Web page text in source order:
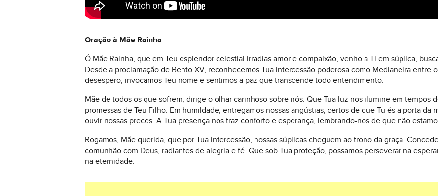
Oração à Mãe Rainha
Ó Mãe Rainha, que em Teu esplendor celestial irradias amor e compaixão, venho a Ti em súplica,
Desde a proclamação de Bento XV, reconhecemos Tua intercessão poderosa como Medianeira entre
desespero, invocamos Teu nome e sentimos a paz que transcende todo entendimento.
Mãe de todos os que sofrem, dirige o olhar carinhoso sobre nós. Que Tua luz nos ilumine em tempos
promessas de Teu Filho. Em humildade, entregamos nossas angústias, certos de que Tu és a porta da
ouvir nossas preces. A Tua presença nos traz conforto e esperança, lembrando-nos de que não
Rogamos, Mãe querida, que por Tua intercessão, nossas súplicas cheguem ao trono da graça.
comunhão com Deus, radiantes de alegria e fé. Que sob Tua proteção, possamos perseverar na
na eternidade.